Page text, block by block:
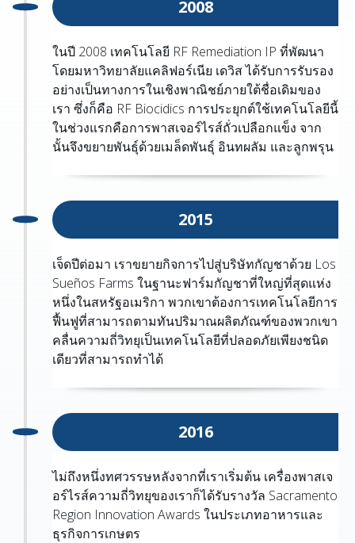
2008
ในปี 2008 เทคโนโลยี RF Remediation IP ที่พัฒนา
โดยมหาวิทยาลัยแคลิฟอร์เนีย เดวิส ได้รับการรับรอง
อย่างเป็นทางการในเชิงพาณิชย์ภายใต้ชื่อเดิมของ
เรา ซึ่งก็คือ RF Biocidics การประยุกต์ใช้เทคโนโลยีนี้
ในช่วงแรกคือการพาสเจอร์ไรส์ถั่วเปลือกแข็ง จาก
นั้นจึงขยายพันธุ์ด้วยเมล็ดพันธุ์ อินทผลัม และลูกพรุน
2015
เจ็ดปีต่อมา เราขยายกิจการไปสู่บริษัทกัญชาด้วย Los
Sueños Farms ในฐานะฟาร์มกัญชาที่ใหญ่ที่สุดแห่ง
หนึ่งในสหรัฐอเมริกา พวกเขาต้องการเทคโนโลยีการ
ฟื้นฟูที่สามารถตามทันปริมาณผลิตภัณฑ์ของพวกเขา
คลื่นความถี่วิทยุเป็นเทคโนโลยีที่ปลอดภัยเพียงชนิด
เดียวที่สามารถทำได้
2016
ไม่ถึงหนึ่งทศวรรษหลังจากที่เราเริ่มต้น เครื่องพาสเจ
อร์ไรส์ความถี่วิทยุของเราก็ได้รับรางวัล Sacramento
Region Innovation Awards ในประเภทอาหารและ
ธุรกิจการเกษตร